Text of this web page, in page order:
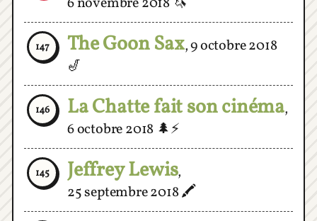
147 The Goon Sax,9 octobre 2018
🎷
146 La Chatte fait son cinéma,
6 octobre 2018 🌲⚡️
145 Jeffrey Lewis,
25 septembre 2018
144 No Age,18 septembre 2018🕴